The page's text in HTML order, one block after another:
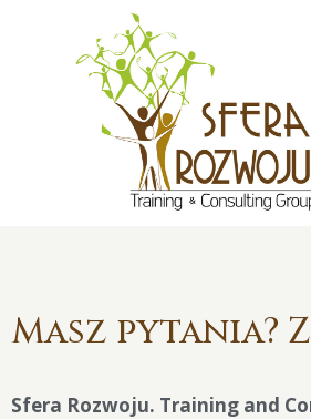
Masz pytania?
Sfera Rozwoju. Training and